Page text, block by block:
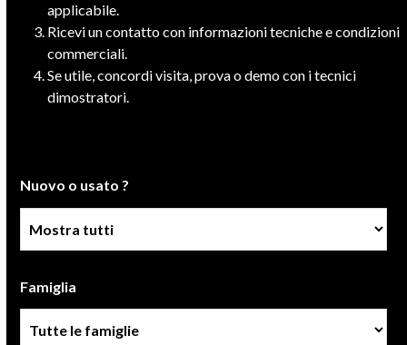
applicabile.
Ricevi un contatto con informazioni tecniche e condizioni
commerciali.
Se utile, concordi visita, prova o demo con i tecnici
dimostratori.
Nuovo o usato ?
Famiglia